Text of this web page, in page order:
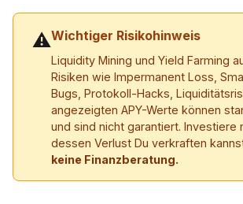
⚠Wichtiger Risikohinweis
Liquidity Mining und Yield Farming
Risiken wie Impermanent Loss,
Bugs, Protokoll-Hacks,
angezeigten APY-Werte können
und sind nicht garantiert. Investiere
dessen Verlust Du verkraften
keine Finanzberatung.